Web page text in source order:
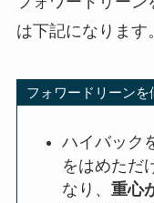
は下記になります。
フォワードリーンを
ハイバック
をはめただ
なり、重心